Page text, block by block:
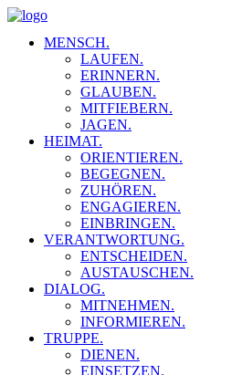
MENSCH.
LAUFEN.
ERINNERN.
GLAUBEN.
MITFIEBERN.
JAGEN.
HEIMAT.
ORIENTIEREN.
BEGEGNEN.
ZUHÖREN.
ENGAGIEREN.
EINBRINGEN.
VERANTWORTUNG.
ENTSCHEIDEN.
AUSTAUSCHEN.
DIALOG.
MITNEHMEN.
INFORMIEREN.
TRUPPE.
DIENEN.
EINSETZEN.